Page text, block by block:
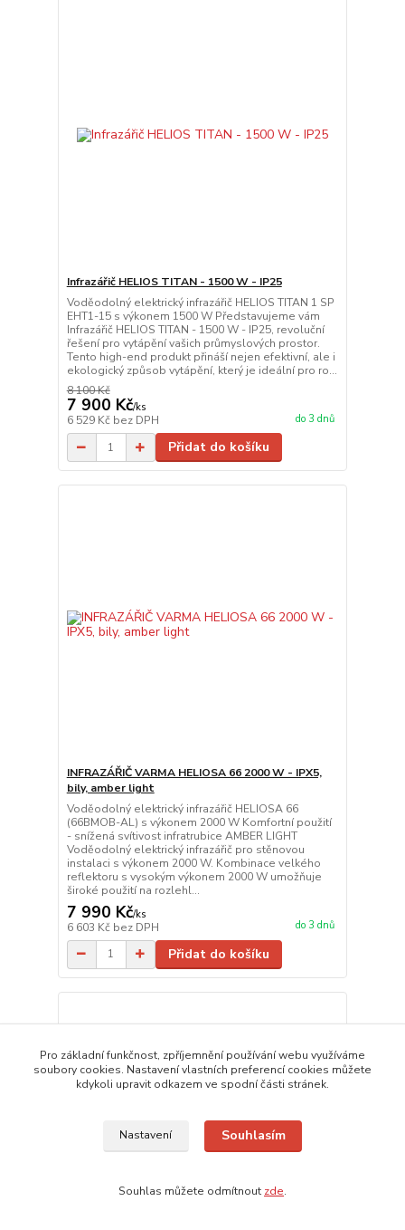
Infrazářič HELIOS TITAN - 1500 W - IP25
Voděodolný elektrický infrazářič HELIOS TITAN 1 SP
EHT1-15 s výkonem 1500 W Představujeme vám
Infrazářič HELIOS TITAN - 1500 W - IP25, revoluční
řešení pro vytápění vašich průmyslových prostor.
Tento high-end produkt přináší nejen efektivní, ale i
ekologický způsob vytápění, který je ideální pro ro...
8 100 Kč
7 900 Kč/ks
6 529 Kč bez DPH do 3 dnů
Přidat do košíku
INFRAZÁŘIČ VARMA HELIOSA 66 2000 W - IPX5,
bily, amber light
Voděodolný elektrický infrazářič HELIOSA 66
(66BMOB-AL) s výkonem 2000 W Komfortní použití
- snížená svítivost infratrubice AMBER LIGHT
Voděodolný elektrický infrazářič pro stěnovou
instalaci s výkonem 2000 W. Kombinace velkého
reflektoru s vysokým výkonem 2000 W umožňuje
široké použití na rozlehl...
7 990 Kč/ks
6 603 Kč bez DPH do 3 dnů
Přidat do košíku
Pro základní funkčnost, zpříjemnění používání webu využíváme
soubory cookies. Nastavení vlastních preferencí cookies můžete
kdykoli upravit odkazem ve spodní části stránek.
Nastavení Souhlasím
Souhlas můžete odmítnout zde.